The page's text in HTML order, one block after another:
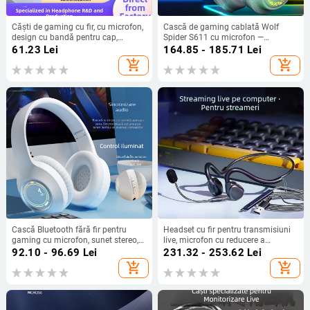
Căști de gaming cu fir, cu microfon,
design cu bandă pentru cap,
lansate în 2024, pentru esports și
61.23 Lei
add_shopping_cart
Cască de gaming cablată Wolf
Spider S611 cu microfon —
difuzoare 50 mm, interval de
frecvență 20–20 kHz, impedanță
20+15%, conector 3,5 mm
164.85 - 185.71 Lei
add_shopping_cart
Cască Bluetooth fără fir pentru
gaming cu microfon, sunet stereo,
latență scăzută pentru esports
92.10 - 96.69 Lei
add_shopping_cart
Headset cu fir pentru transmisiuni
live, microfon cu reducere a
zgomotului, pentru
PC/Desktop/Laptop, 3,5 mm, cablu
2 m, All-in-One
231.32 - 253.62 Lei
add_shopping_cart